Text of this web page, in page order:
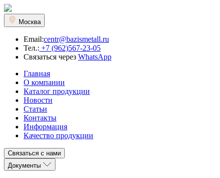
Москва
Email:centr@bazismetall.ru
Тел.: +7 (962)567-23-05
Связаться через WhatsApp
Главная
О компании
Каталог продукции
Новости
Статьи
Контакты
Информация
Качество продукции
Связаться с нами
Документы